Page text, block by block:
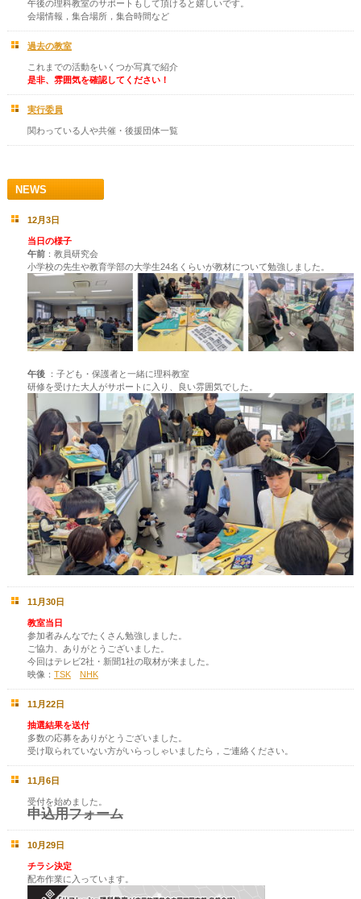
午後の理科教室のサポートもして頂けると嬉しいです。
会場情報，集合場所，集合時間など
過去の教室
これまでの活動をいくつか写真で紹介
是非、雰囲気を確認してください！
実行委員
関わっている人や共催・後援団体一覧
NEWS
12月3日
当日の様子
午前：教員研究会
小学校の先生や教育学部の大学生24名くらいが教材について勉強しました。
午後：子ども・保護者と一緒に理科教室
研修を受けた大人がサポートに入り、良い雰囲気でした。
11月30日
教室当日
参加者みんなでたくさん勉強しました。
ご協力、ありがとうございました。
今回はテレビ2社・新聞1社の取材が来ました。
映像： TSK NHK
11月22日
抽選結果を送付
多数の応募をありがとうございました。
受け取られていない方がいらっしゃいましたら，ご連絡ください。
11月6日
受付を始めました。
申込用フォーム
10月29日
チラシ決定
配布作業に入っています。